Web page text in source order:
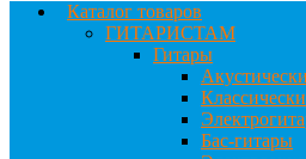
Каталог товаров
ГИТАРИСТАМ
Гитары
Бас-гитары